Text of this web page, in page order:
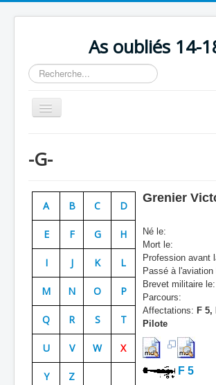
As oubliés 14-
Rechercher
Basculer
la
Chronologie
Escadrilles
Organisation
Avions
Personnels
Doctrines
Batailles
Les As
Cahiers des As
-G-
A B C D
E F G H
I J K L
M N O P
Q R S T
U V W X
Y Z
Grenier
Né le:
Mort le:
Profession avant
Passé à l'aviation
Brevet militaire le:
Parcours:
Affectations: F 5,
Pilote
F 5